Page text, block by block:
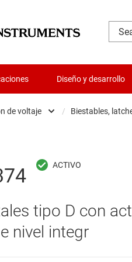
Diseño y desarrollo
de voltaje
háptica y piezoeléctrica
integrados de gestión de
/ Biestables,
tipo D con
nivel integr